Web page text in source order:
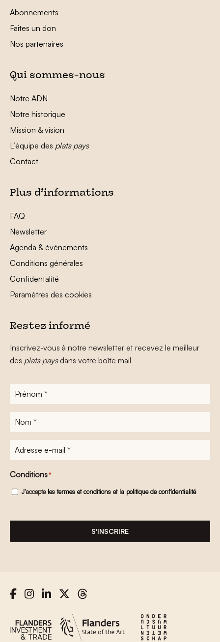
Abonnements
Faites un don
Nos partenaires
Qui sommes-nous
Notre ADN
Notre historique
Mission & vision
L’équipe des plats pays
Contact
Plus d’informations
FAQ
Newsletter
Agenda & événements
Conditions générales
Confidentalité
Paramètres des cookies
Restez informé
Inscrivez-vous à notre newsletter et recevez le meilleur
des plats paysdans votre boîte mail
Prénom
Nom
Adresse
e-
mail*
Conditions*
J'accepte les termes et conditions et la politique de confidentialité
S'INSCRIRE